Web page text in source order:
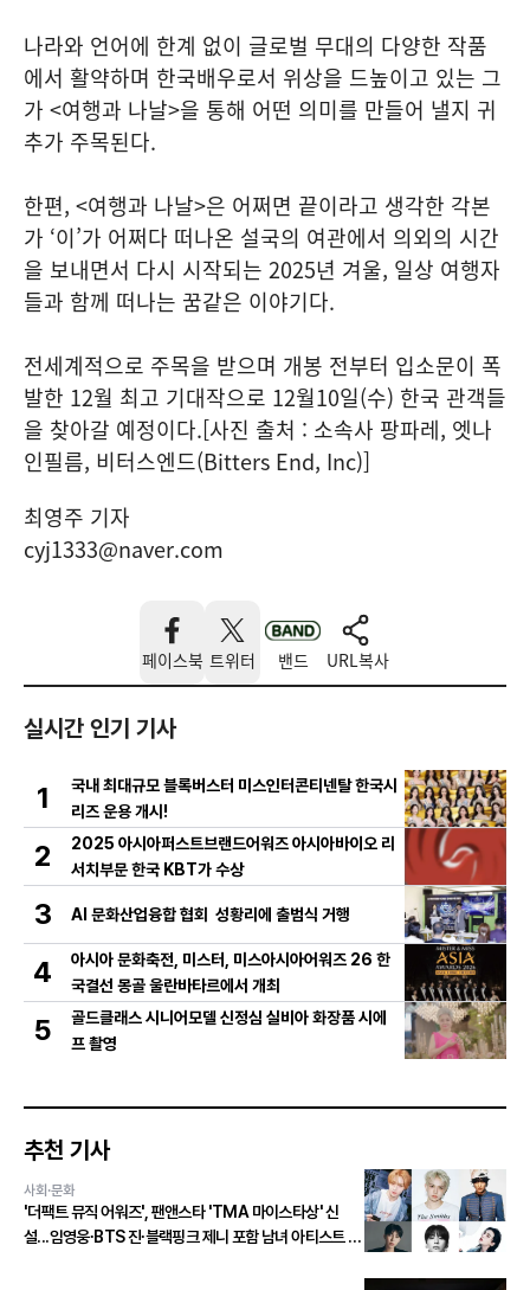
나라와 언어에 한계 없이 글로벌 무대의 다양한 작품
에서 활약하며 한국배우로서 위상을 드높이고 있는 그
가 <여행과 나날>을 통해 어떤 의미를 만들어 낼지 귀
추가 주목된다.
한편, <여행과 나날>은 어쩌면 끝이라고 생각한 각본
가 ‘이’가 어쩌다 떠나온 설국의 여관에서 의외의 시간
을 보내면서 다시 시작되는 2025년 겨울, 일상 여행자
들과 함께 떠나는 꿈같은 이야기다.
전세계적으로 주목을 받으며 개봉 전부터 입소문이 폭
발한 12월 최고 기대작으로 12월10일(수) 한국 관객들
을 찾아갈 예정이다.[사진 출처 : 소속사 팡파레, 엣나
인필름, 비터스엔드(Bitters End, Inc)]
최영주 기자
cyj1333@naver.com
페이스북 트위터 밴드 URL복사
실시간 인기 기사
1
국내 최대규모 블록버스터 미스인터콘티넨탈 한국시
리즈 운용 개시!
2
2025 아시아퍼스트브랜드어워즈 아시아바이오 리
서치부문 한국 KBT가 수상
3 AI 문화산업융합 협회 성황리에 출범식 거행
4
아시아 문화축전, 미스터, 미스아시아어워즈 26 한
국결선 몽골 울란바타르에서 개최
5
골드클래스 시니어모델 신정심 실비아 화장품 시에
프 촬영
추천 기사
사회·문화
'더팩트 뮤직 어워즈', 팬앤스타 'TMA 마이스타상' 신
설...임영웅∙BTS 진∙블랙핑크 제니 포함 남녀 아티스트 상